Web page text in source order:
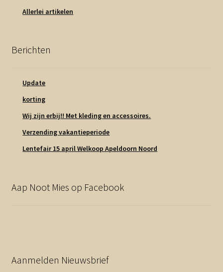
Allerlei artikelen
Berichten
Update
korting
Wij zijn erbij!! Met kleding en accessoires.
Verzending vakantieperiode
Lentefair 15 april Welkoop Apeldoorn Noord
Aap Noot Mies op Facebook
Aanmelden Nieuwsbrief